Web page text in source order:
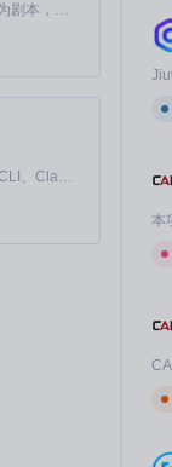
Toonflow 是一款 AI 短剧漫剧工具，能够利用 AI 技术将小说自动转化为剧本，并结合 AI 生成的图片和视频，实现高效的短剧创作。借助 Toonflow，可以轻松完成从文字到影像的全流程，让短剧制作变得更加智能与便捷。
免费、本地、开源的 24/7 全天候 Cowork 应用，以及适用于 Gemini CLI、Claude Code、Codex、OpenCode、Qwen Code、Goose CLI、Auggie 等的 OpenClaw | 🌟 喜欢就点star吧